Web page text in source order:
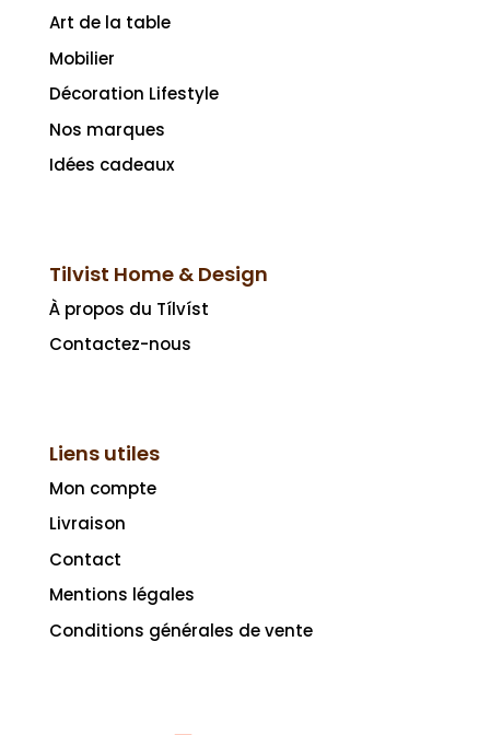
Art de la table
Mobilier
Décoration Lifestyle
Nos marques
Idées cadeaux
Tilvist Home & Design
À propos du Tílvíst
Contactez-nous
Liens utiles
Mon compte
Livraison
Contact
Mentions légales
Conditions générales de vente